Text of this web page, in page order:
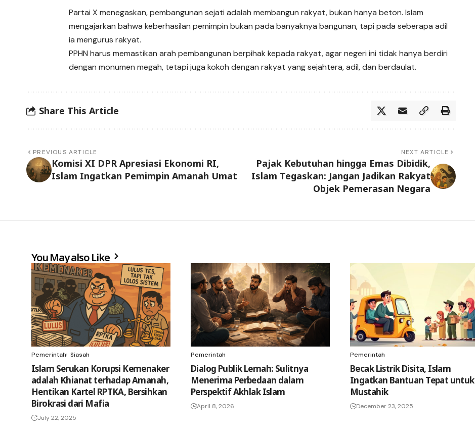
Partai X menegaskan, pembangunan sejati adalah membangun rakyat, bukan hanya beton. Islam
mengajarkan bahwa keberhasilan pemimpin bukan pada banyaknya bangunan, tapi pada seberapa adil
ia mengurus rakyat.
PPHN harus memastikan arah pembangunan berpihak kepada rakyat, agar negeri ini tidak hanya berdiri
dengan monumen megah, tetapi juga kokoh dengan rakyat yang sejahtera, adil, dan berdaulat.
Share This Article
PREVIOUS ARTICLE
Komisi XI DPR Apresiasi Ekonomi RI,
Islam Ingatkan Pemimpin Amanah Umat
NEXT ARTICLE
Pajak Kebutuhan hingga Emas Dibidik,
Islam Tegaskan: Jangan Jadikan Rakyat
Objek Pemerasan Negara
You May also Like
Pemerintah Siasah
Islam Serukan Korupsi Kemenaker
adalah Khianat terhadap Amanah,
Hentikan Kartel RPTKA, Bersihkan
Birokrasi dari Mafia
July 22, 2025
Pemerintah
Dialog Publik Lemah: Sulitnya
Menerima Perbedaan dalam
Perspektif Akhlak Islam
April 8, 2026
Pemerintah
Becak Listrik Disita, Islam
Ingatkan Bantuan Tepat untuk
Mustahik
December 23, 2025